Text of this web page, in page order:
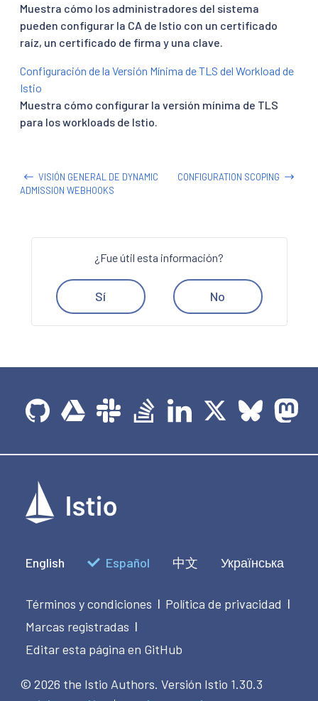
Muestra cómo los administradores del sistema
pueden configurar la CA de Istio con un certificado
raíz, un certificado de firma y una clave.
Configuración de la Versión Mínima de TLS del Workload de
Istio
Muestra cómo configurar la versión mínima de TLS
para los workloads de Istio.
VISIÓN GENERAL DE DYNAMIC
ADMISSION WEBHOOKS
CONFIGURATION SCOPING
¿Fue útil esta información?
Sí No
English Español 中文 Українська
Términos y condiciones | Política de privacidad |
Marcas registradas |
Editar esta página en GitHub
© 2026 the Istio Authors. Versión Istio 1.30.3